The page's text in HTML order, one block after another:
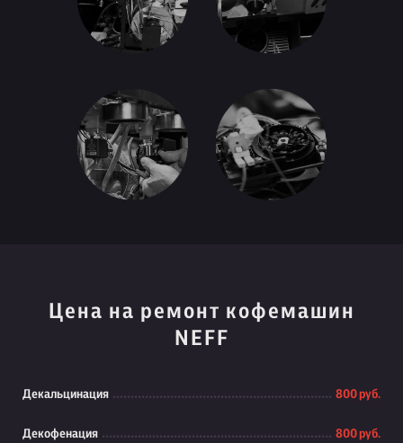
Цена на ремонт кофемашин
NEFF
Декальцинация 800 руб.
Декофенация 800 руб.